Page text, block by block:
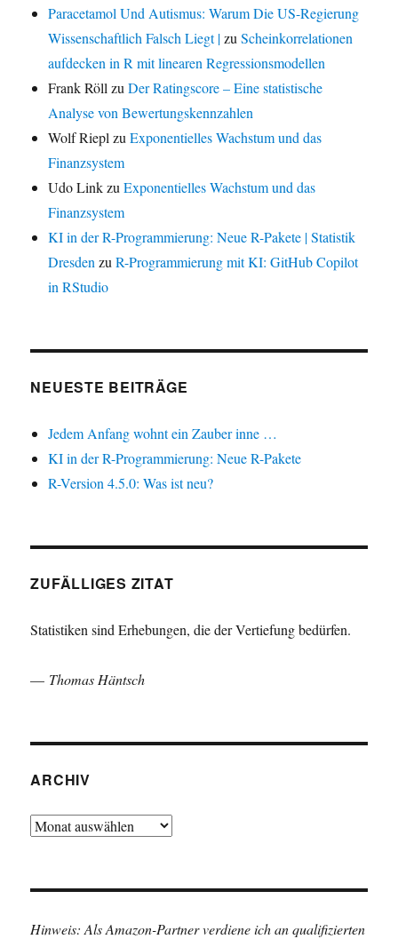
Paracetamol Und Autismus: Warum Die US-Regierung
Wissenschaftlich Falsch Liegt |zuScheinkorrelationen
aufdecken in R mit linearen Regressionsmodellen
Frank Röll zuDer Ratingscore – Eine statistische
Analyse von Bewertungskennzahlen
Wolf Riepl zuExponentielles Wachstum und das
Finanzsystem
Udo LinkzuExponentielles Wachstum und das
Finanzsystem
KI in der R-Programmierung: Neue R-Pakete | Statistik
Dresden zuR-Programmierung mit KI: GitHub Copilot
in RStudio
NEUESTE BEITRÄGE
Jedem Anfang wohnt ein Zauber inne …
KI in der R-Programmierung: Neue R-Pakete
R-Version 4.5.0: Was ist neu?
ZUFÄLLIGES ZITAT
Statistiken sind Erhebungen, die der Vertiefung bedürfen.
— Thomas Häntsch
ARCHIV
Archiv
Hinweis: Als Amazon-Partner verdiene ich an qualifizierten